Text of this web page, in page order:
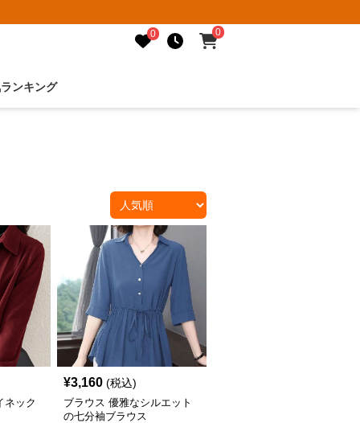
0 0
ランキング
ネック
¥3,160 (税込)
ブラウス 優雅なシルエット
の七分袖ブラウス